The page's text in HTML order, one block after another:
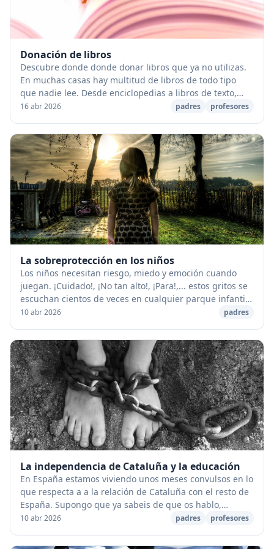
Donación de libros
Descubre donde donde donar libros que ya no utilizas.
En muchas casas hay multitud de libros de todo tipo
que nadie lee. Desde enciclopedias a libros de texto,
pasando por novelas, cómics,eEtcétera. U...
16 abr 2026 padres profesores
La sobreprotección en los niños
Los niños necesitan riesgo, miedo y emoción cuando
juegan. ¡Cuidado!, ¡No tan alto!, ¡Para!,... estos gritos se
escuchan cientos de veces en cualquier parque infantil
de cualquier lugar del mundo. Los...
10 abr 2026 padres
La independencia de Cataluña y la educación
En España estamos viviendo unos meses convulsos en lo
que respecta a a la relación de Cataluña con el resto de
España. Supongo que ya sabeis de que os hablo,
referendums ilegales, leyes de ruptura con...
10 abr 2026 padres profesores